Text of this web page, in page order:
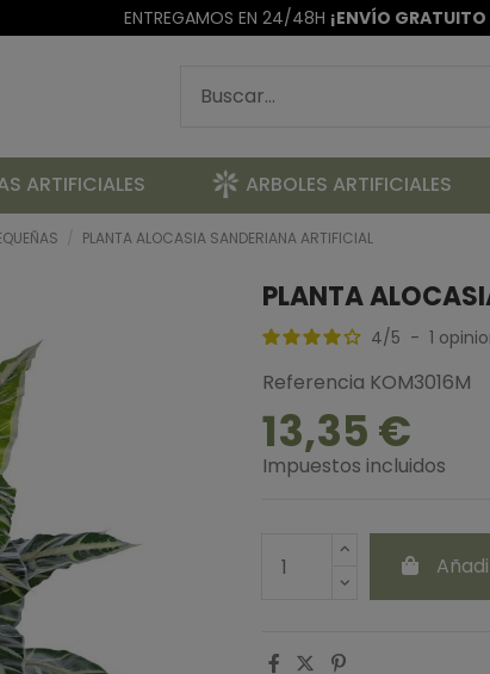
ENTREGAMOS EN 24/48H ¡ENVÍO
ARTIFICIALES ARBOLES ARTIFICIALES
PLANTA ALOCASIA SANDERIANA ARTIFICIAL
PLANTA
4/5 - 1
Referencia KOM3016M
13,35 €
Impuestos incluidos